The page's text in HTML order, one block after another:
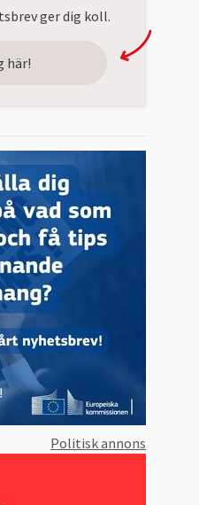
ger dig koll.
här!
Politisk annons